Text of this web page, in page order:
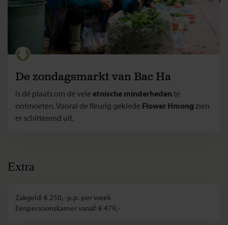
De zondagsmarkt van Bac Ha
is dé plaats om de vele etnische minderheden te
ontmoeten. Vooral de fleurig geklede Flower Hmong zien
er schitterend uit.
Extra
Zakgeld: € 250,- p.p. per week
Eenpersoonskamer vanaf: € 479,-